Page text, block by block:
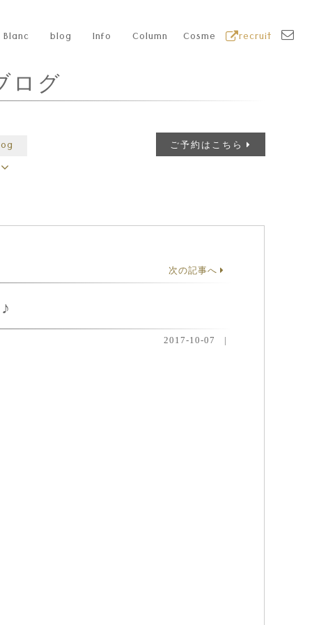
Blanc blog Info Column Cosme recruit
ログ
ご予約はこちら
次の記事へ
2017-10-07 |